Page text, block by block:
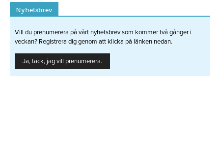
Nyhetsbrev
Vill du prenumerera på vårt nyhetsbrev som kommer två gånger i
veckan? Registrera dig genom att klicka på länken nedan.
Ja, tack, jag vill prenumerera.